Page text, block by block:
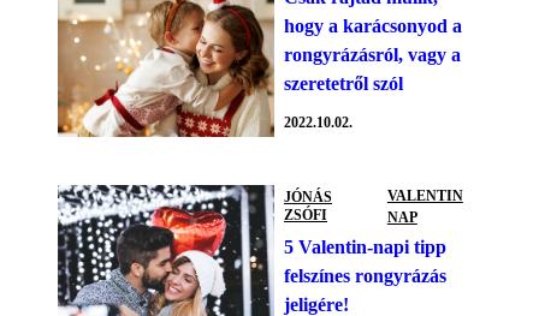
hogy a karácsonyod a
rongyrázásról, vagy a
szeretetről szól
2022.10.02.
JÓNÁS
ZSÓFI
VALENTIN
NAP
5 Valentin-napi tipp
felszínes rongyrázás
jeligére!